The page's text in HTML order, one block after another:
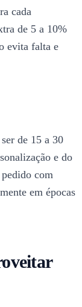
cada
de 5 a 10%
evita falta e
de 15 a 30
e do
com
em épocas